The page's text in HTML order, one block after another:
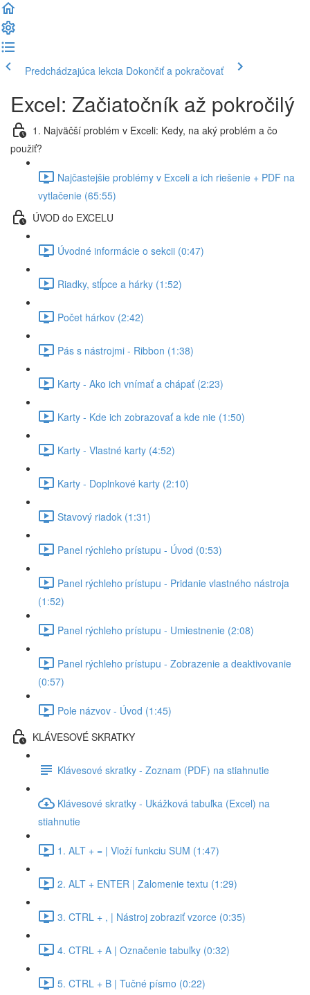
Predchádzajúca lekcia Dokončiť a pokračovať
Excel: Začiatočník až pokročilý
1. Najväčší problém v Exceli: Kedy, na aký problém a čo
použiť?
Najčastejšie problémy v Exceli a ich riešenie + PDF na
vytlačenie (65:55)
ÚVOD do EXCELU
Úvodné informácie o sekcii (0:47)
Riadky, stĺpce a hárky (1:52)
Počet hárkov (2:42)
Pás s nástrojmi - Ribbon (1:38)
Karty - Ako ich vnímať a chápať (2:23)
Karty - Kde ich zobrazovať a kde nie (1:50)
Karty - Vlastné karty (4:52)
Karty - Doplnkové karty (2:10)
Stavový riadok (1:31)
Panel rýchleho prístupu - Úvod (0:53)
Panel rýchleho prístupu - Pridanie vlastného nástroja
(1:52)
Panel rýchleho prístupu - Umiestnenie (2:08)
Panel rýchleho prístupu - Zobrazenie a deaktivovanie
(0:57)
Pole názvov - Úvod (1:45)
KLÁVESOVÉ SKRATKY
Klávesové skratky - Zoznam (PDF) na stiahnutie
Klávesové skratky - Ukážková tabuľka (Excel) na
stiahnutie
1. ALT + = | Vloží funkciu SUM (1:47)
2. ALT + ENTER | Zalomenie textu (1:29)
3. CTRL + , | Nástroj zobraziť vzorce (0:35)
4. CTRL + A | Označenie tabuľky (0:32)
5. CTRL + B | Tučné písmo (0:22)